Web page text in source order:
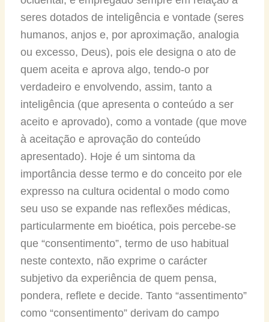
seres dotados de inteligência e vontade (seres
humanos, anjos e, por aproximação, analogia
ou excesso, Deus), pois ele designa o ato de
quem aceita e aprova algo, tendo-o por
verdadeiro e envolvendo, assim, tanto a
inteligência (que apresenta o conteúdo a ser
aceito e aprovado), como a vontade (que move
à aceitação e aprovação do conteúdo
apresentado). Hoje é um sintoma da
importância desse termo e do conceito por ele
expresso na cultura ocidental o modo como
seu uso se expande nas reflexões médicas,
particularmente em bioética, pois percebe-se
que “consentimento”, termo de uso habitual
neste contexto, não exprime o carácter
subjetivo da experiência de quem pensa,
pondera, reflete e decide. Tanto “assentimento”
como “consentimento” derivam do campo